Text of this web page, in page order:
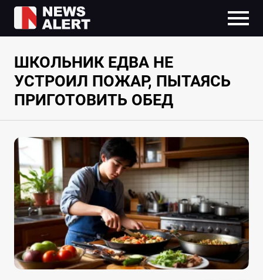
ШКОЛЬНИК ЕДВА НЕ
УСТРОИЛ ПОЖАР, ПЫТАЯСЬ
ПРИГОТОВИТЬ ОБЕД